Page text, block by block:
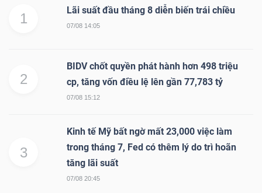
1
Lãi suất đầu tháng 8 diễn biến trái chiều
07/08 14:05
2
BIDV chốt quyền phát hành hơn 498 triệu
cp, tăng vốn điều lệ lên gần 77,783 tỷ
07/08 15:12
3
Kinh tế Mỹ bất ngờ mất 23,000 việc làm
trong tháng 7, Fed có thêm lý do trì hoãn
tăng lãi suất
07/08 20:45